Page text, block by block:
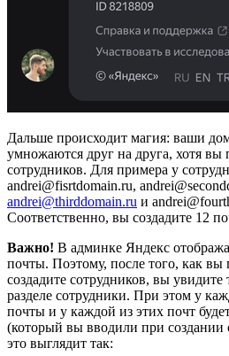
Дальше происходит магия: ваши
умножаются друг на друга, хотя вы
сотрудников. Для примера у
andrei@fisrtdomain.ru,
andrei@thirddomain.ru и
Соответственно, вы создадите 12
Важно! В админке Яндекс
почты. Поэтому, после того, как
создадите сотрудников, вы увидите
разделе сотрудники. При этом у
почты и у каждой из этих почт
(который вы вводили при создании
это выглядит так: